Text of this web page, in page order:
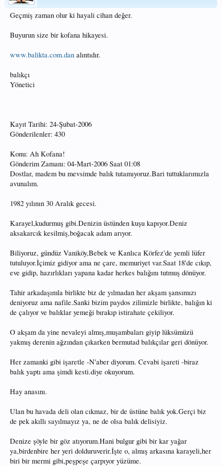
Geçmiş zaman olur ki hayali cihan değer.
Buyurun size bir kofana hikayesi.
www.balikta.com.dan alıntıdır.
balıkçı
Yönetici
Kayıt Tarihi: 24-Şubat-2006
Gönderilenler: 430
Konu: Ah Kofana!
Gönderim Zamanı: 04-Mart-2006 Saat 01:08
Dostlar, madem bu mevsimde balık tutamıyoruz.Bari tuttuklarımızla
avunalım.
1982 yılının 30 Aralık gecesi.
Karayel,kudurmuş gibi.Denizin üstünden kuşu kapıyor.Deniz
aksakarcık kesilmiş,boğacak adam arıyor.
Biliyoruz, gündüz Vaniköy,Bebek ve Kanlıca Körfez'de yemli lüfer
tutuluyor.İçimiz gidiyor ama ne çare, memuriyet var.Saat 18'de cıkıp,
eve gidip, hazırlıkları yapana kadar herkes balığını tutmuş dönüyor.
Tahir arkadaşımla birlikte biz de yılmadan her akşam şansımızı
deniyoruz ama nafile.Sanki bizim paydos zilimizle birlikte, balığın ki
de çalıyor ve balıklar yemeği bırakıp istirahate çekiliyor.
O akşam da yine nevaleyi almış,muşambaları giyip lüksümüzü
yakmış derenin ağzından çıkarken bermutad balıkçılar geri dönüyor.
Her zamanki gibi işaretle -N'aber diyorum. Cevabi işareti -biraz
balık yaptı ama şimdi kesti.diye okuyorum.
Hay anasını.
Ulan bu havada deli olan cıkmaz, bir de üstüne balık yok.Gerçi biz
de pek akıllı sayılmayız ya, ne de olsa balık delisiyiz.
Denize şöyle bir göz atıyorum.Hani bulgur gibi bir kar yağar
ya,birdenbire her yeri dolduruverir.İşte o, almış arkasına karayeli,her
biri bir mermi gibi,peşpeşe çarpıyor yüzüme.